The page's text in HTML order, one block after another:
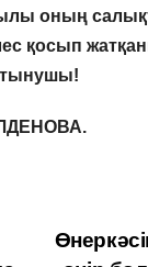
оның
қосып